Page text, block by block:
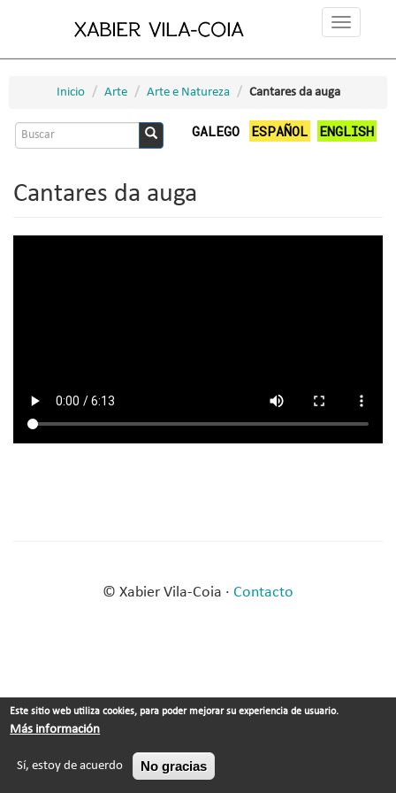
Toggle
Inicio Arte Arte e Natureza Cantares da auga
Formulario
busca
GALEGO ESPAÑOL ENGLISH
Cantares da auga
© Xabier Vila-Coia · Contacto
Este sitio web utiliza cookies, para poder mejorar su experiencia de usuario.
Más información
Sí, estoy de acuerdo No gracias